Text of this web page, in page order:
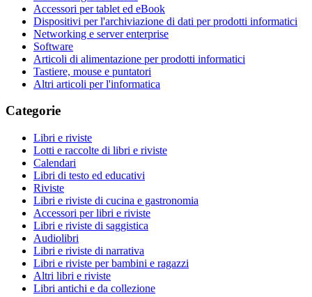
Accessori per tablet ed eBook
Dispositivi per l'archiviazione di dati per prodotti informatici
Networking e server enterprise
Software
Articoli di alimentazione per prodotti informatici
Tastiere, mouse e puntatori
Altri articoli per l'informatica
Categorie
Libri e riviste
Lotti e raccolte di libri e riviste
Calendari
Libri di testo ed educativi
Riviste
Libri e riviste di cucina e gastronomia
Accessori per libri e riviste
Libri e riviste di saggistica
Audiolibri
Libri e riviste di narrativa
Libri e riviste per bambini e ragazzi
Altri libri e riviste
Libri antichi e da collezione